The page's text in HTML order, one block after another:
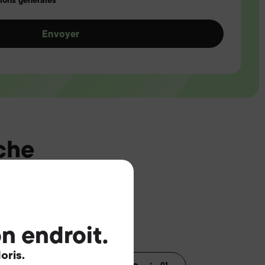
endroit.